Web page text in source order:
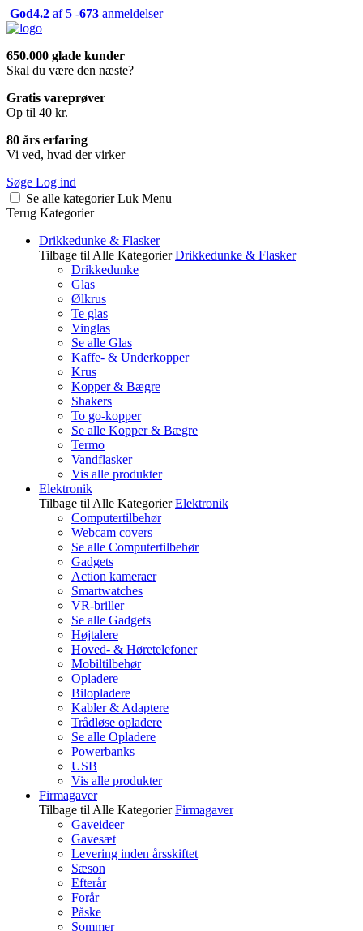
God4.2 af 5 -673 anmeldelser
650.000 glade kunder
Skal du være den næste?
Gratis vareprøver
Op til 40 kr.
80 års erfaring
Vi ved, hvad der virker
Søge Log ind
Se alle kategorier Luk Menu
Terug Kategorier
Drikkedunke & Flasker
Tilbage til Alle Kategorier Drikkedunke & Flasker
Drikkedunke
Glas
Ølkrus
Te glas
Vinglas
Se alle Glas
Kaffe- & Underkopper
Krus
Kopper & Bægre
Shakers
To go-kopper
Se alle Kopper & Bægre
Termo
Vandflasker
Vis alle produkter
Elektronik
Tilbage til Alle Kategorier Elektronik
Computertilbehør
Webcam covers
Se alle Computertilbehør
Gadgets
Action kameraer
Smartwatches
VR-briller
Se alle Gadgets
Højtalere
Hoved- & Høretelefoner
Mobiltilbehør
Opladere
Bilopladere
Kabler & Adaptere
Trådløse opladere
Se alle Opladere
Powerbanks
USB
Vis alle produkter
Firmagaver
Tilbage til Alle Kategorier Firmagaver
Gaveideer
Gavesæt
Levering inden årsskiftet
Sæson
Efterår
Forår
Påske
Sommer